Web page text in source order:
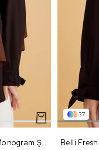
Belli Fresh Logo Desen Acı Kahve Monogram Şal 1 - 92
37